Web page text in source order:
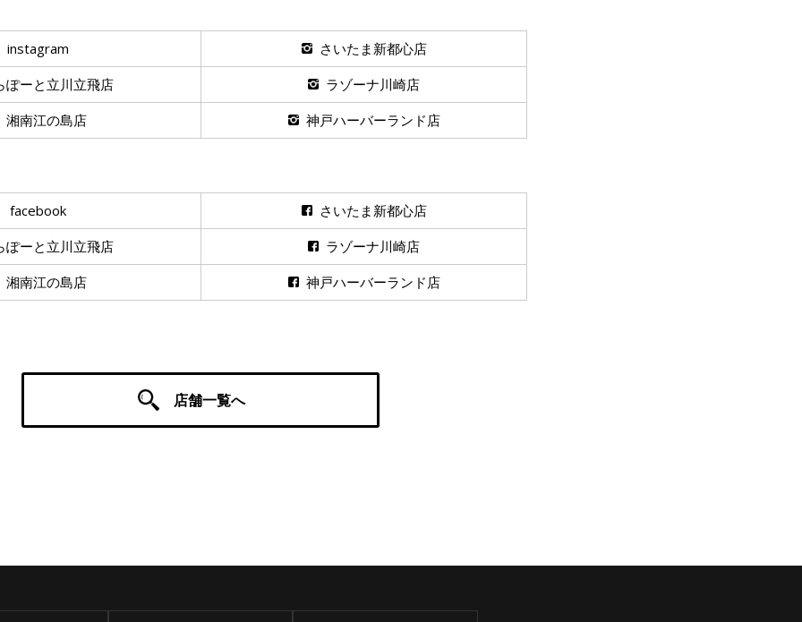
instagram
さいたま新都心店
ぽーと立川立飛店
ラゾーナ川崎店
湘南江の島店
神戸ハーバーランド店
facebook
さいたま新都心店
ぽーと立川立飛店
ラゾーナ川崎店
湘南江の島店
神戸ハーバーランド店
店舗一覧へ